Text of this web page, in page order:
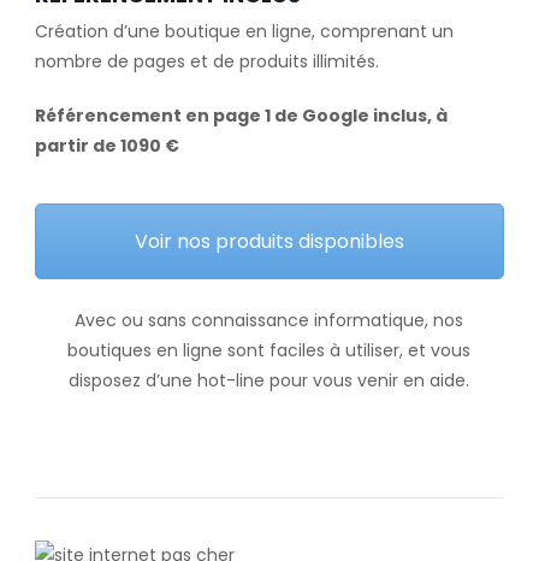
Création d’une boutique en ligne, comprenant un
nombre de pages et de produits illimités.
Référencement en page 1 de Google inclus, à
partir de 1090 €
Voir nos produits disponibles
Avec ou sans connaissance informatique, nos
boutiques en ligne sont faciles à utiliser, et vous
disposez d’une hot-line pour vous venir en aide.